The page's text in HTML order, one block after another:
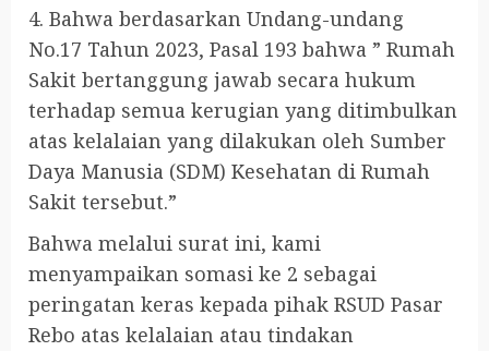
4. Bahwa berdasarkan Undang-undang
No.17 Tahun 2023, Pasal 193 bahwa ” Rumah
Sakit bertanggung jawab secara hukum
terhadap semua kerugian yang ditimbulkan
atas kelalaian yang dilakukan oleh Sumber
Daya Manusia (SDM) Kesehatan di Rumah
Sakit tersebut.”
Bahwa melalui surat ini, kami
menyampaikan somasi ke 2 sebagai
peringatan keras kepada pihak RSUD Pasar
Rebo atas kelalaian atau tindakan